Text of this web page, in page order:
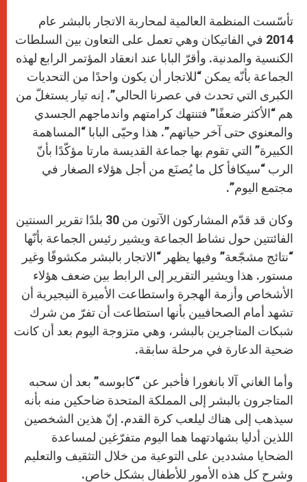
تأسّست المنظمة العالمية لمحاربة الاتجار بالبشر عام
2014 في الفاتيكان وهي تعمل على التعاون بين السلطات
الكنسية والمدنية. وأقرّ البابا عند انعقاد المؤتمر الرابع لهذه
الجماعة بأنّه يمكن “للاتجار أن يكون واحدًا من التحديات
الكبرى التي تحدث في عصرنا الحالي”. إنه تيار يستغلّ من
هم “الأكثر ضعفًا” فتنتهك كرامتهم واندماجهم الجسدي
والمعنوي حتى آخر حياتهم”. هذا وحيّى البابا “المساهمة
الكبيرة” التي تقوم بها جماعة القديسة مارتا مؤكّدًا بأنّ
الرب “سيكافأ كل ما يُصنَع من أجل هؤلاء الصغار في
مجتمع اليوم”.
وكان قد قدّم المشاركون الآتون من 30 بلدًا تقرير السنتين
الفائتتين حول نشاط الجماعة ويشير رئيس الجماعة بأنّها
“نتائج مشجّعة” وفيها يظهر “الاتجار بالبشر مكشوفًا وغير
مستور. هذا ويشير التقرير إلى الرابط بين ضعف هؤلاء
الأشخاص وأزمة الهجرة واستطاعت الأميرة النيجيرية أن
تشهد أمام الصحافيين بأنها استطاعت أن تفرّ من شرك
شبكات المتاجرين بالبشر، وهي متزوجة اليوم بعد أن كانت
ضحية الدعارة في مرحلة سابقة.
وأما الغاني آلا بانغورا فأخبر عن “كابوسه” بعد أن سحبه
المتاجرون بالبشر إلى المملكة المتحدة ضاحكين منه بأنه
سيذهب إلى هناك ليلعب كرة القدم. إنّ هذين الشخصين
اللذين أدليا بشهادتهما هما اليوم متفرّغين لمساعدة
الضحايا مشددين على التوعية من خلال التثقيف والتعليم
وشرح كل هذه الأمور للأطفال بشكل خاص.